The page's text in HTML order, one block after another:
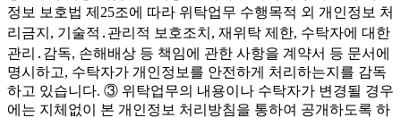
정보 보호법 제25조에 따라 위탁업무 수행목적 외 개인정보 처
리금지, 기술적․관리적 보호조치, 재위탁 제한, 수탁자에 대한
관리․감독, 손해배상 등 책임에 관한 사항을 계약서 등 문서에
명시하고, 수탁자가 개인정보를 안전하게 처리하는지를 감독
하고 있습니다. ③ 위탁업무의 내용이나 수탁자가 변경될 경우
에는 지체없이 본 개인정보 처리방침을 통하여 공개하도록 하